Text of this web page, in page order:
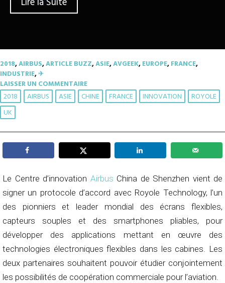
2018,AIRBUS,ARTICLE BUZZ,ASIE,AVGEEK,EUROPE,FRANCE,
INDUSTRIE,✈︎
LAISSER UN COMMENTAIRE
2018 AIRBUS ASIE CHINE FRANCE INNOVATION
ROYOLE
UK
Le Centre d’innovation Airbus China de Shenzhen vient de
signer un protocole d’accord avec Royole Technology, l’un
des pionniers et leader mondial des écrans flexibles,
capteurs souples et des smartphones pliables, pour
développer des applications mettant en œuvre des
technologies électroniques flexibles dans les cabines. Les
deux partenaires souhaitent pouvoir étudier conjointement
les possibilités de coopération commerciale pour l’aviation.